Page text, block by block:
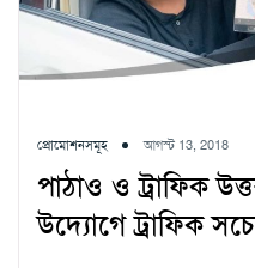
প্রোমোশনসমূহ আগস্ট 13, 2018
পাঠাও ও ট্রাফিক
উদ্যোগে ট্রাফিক